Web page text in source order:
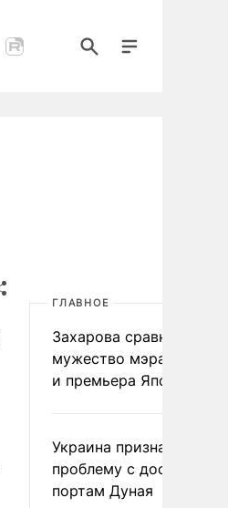
ГЛАВНОЕ
Захарова сравнила
мужество мэра
и премьера Японии
Украина признала
проблему с доступом к
портам Дуная